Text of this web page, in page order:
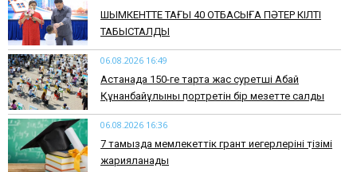
​ШЫМКЕНТТЕ ТАҒЫ 40 ОТБАСЫҒА ПӘТЕР КІЛТІ
ТАБЫСТАЛДЫ
06.08.2026 16:49
Астанада 150-ге тарта жас суретші Абай
Құнанбайұлының портретін бір мезетте салды
06.08.2026 16:36
7 тамызда мемлекеттік грант иегерлерінің тізімі
жарияланады